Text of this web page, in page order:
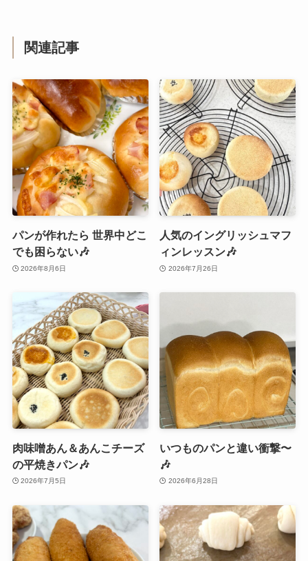
関連記事
パンが作れたら 世界中どこ
でも困らない🎶
2026年8月6日
人気のイングリッシュマフ
ィンレッスン🎶
2026年7月26日
肉味噌あん＆あんこチーズ
の平焼きパン🎶
2026年7月5日
いつものパンと違い衝撃〜
🎶
2026年6月28日